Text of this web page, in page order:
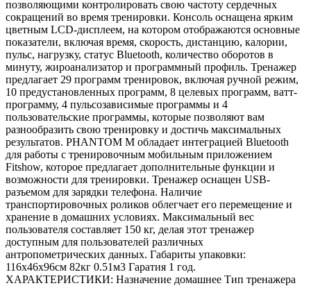
позволяющими контролировать свою частоту сердечных
сокращений во время тренировки. Консоль оснащена ярким
цветным LCD-дисплеем, на котором отображаются основные
показатели, включая время, скорость, дистанцию, калории,
пульс, нагрузку, статус Bluetooth, количество оборотов в
минуту, жироанализатор и программный профиль. Тренажер
предлагает 29 программ тренировок, включая ручной режим,
10 предустановленных программ, 8 целевых программ, ватт-
программу, 4 пульсозависимые программы и 4
пользовательские программы, которые позволяют вам
разнообразить свою тренировку и достичь максимальных
результатов. PHANTOM M обладает интеграцией Bluetooth
для работы с тренировочным мобильным приложением
Fitshow, которое предлагает дополнительные функции и
возможности для тренировки. Тренажер оснащен USB-
разъемом для зарядки телефона. Наличие
транспортировочных роликов облегчает его перемещение и
хранение в домашних условиях. Максимальный вес
пользователя составляет 150 кг, делая этот тренажер
доступным для пользователей различных
антропометрических данных. Габариты упаковки:
116х46х96см 82кг 0.51м3 Гаратия 1 год.
ХАРАКТЕРИСТИКИ: Назначение домашнее Тип тренажера